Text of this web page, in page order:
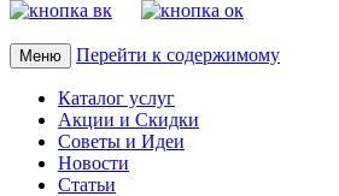
Меню Перейти к содержимому
Каталог услуг
Акции и Скидки
Советы и Идеи
Новости
Статьи